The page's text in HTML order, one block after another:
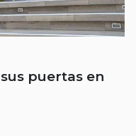
puertas en